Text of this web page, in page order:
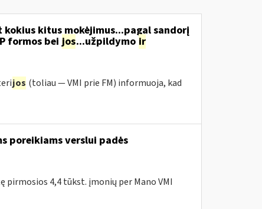
kitus mokėjimus...pagal sandorį
formos bei jos...užpildymo ir
jos (toliau ― VMI prie FM) informuoja, kad
poreikiams verslui padės
pirmosios 4,4 tūkst. įmonių per Mano VMI